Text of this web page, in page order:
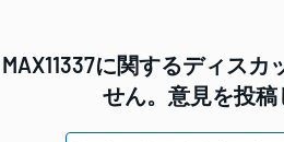
MAX11337に関するディスカ
せん。意見を投稿